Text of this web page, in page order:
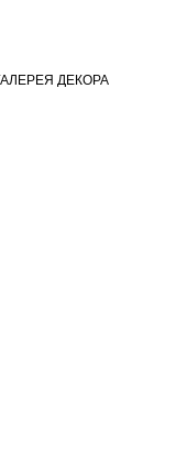
ДЕКОРА